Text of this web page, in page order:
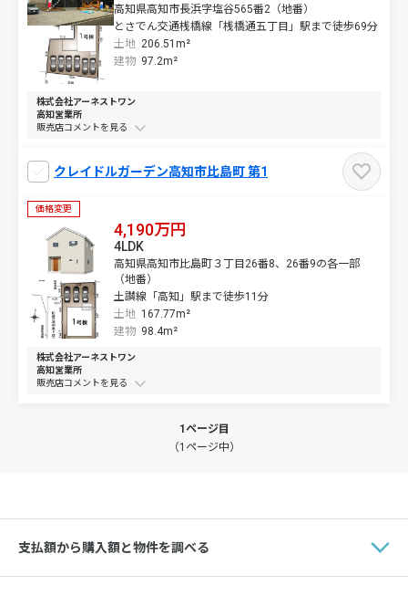
高知県高知市長浜字塩谷565番2（地番）
とさでん交通桟橋線「桟橋通五丁目」駅まで徒歩69分
土地 206.51m²
建物 97.2m²
株式会社アーネストワン
高知営業所
販売店コメントを
クレイドルガーデン高知市比島町 第1
価格変更
4,190万円
高知県高知市比島町３丁目26番8、26番9の各一部
（地番）
土讃線「高知」駅まで徒歩11分
土地 167.77m²
4LDK
建物 98.4m²
株式会社アーネストワン
高知営業所
販売店コメントを
1ページ目
（1ページ中）
支払額から購入額と物件を調べる